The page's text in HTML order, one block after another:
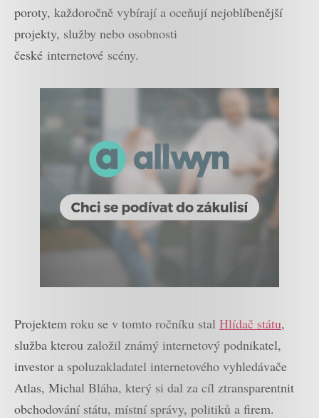
poroty, každoročně vybírají a oceňují nejoblíbenější
projekty, služby nebo osobnosti
české internetové scény.
Projektem roku se v tomto ročníku stal Hlídač státu,
služba kterou založil známý internetový podnikatel,
investor a spoluzakladatel internetového vyhledávače
Atlas, Michal Bláha, který si dal za cíl ztransparentnit
obchodování státu, místní správy, politiků a firem.